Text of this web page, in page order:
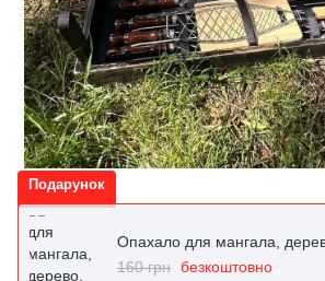
Подарунок
Опахало для мангала,
160 грн безкоштовно